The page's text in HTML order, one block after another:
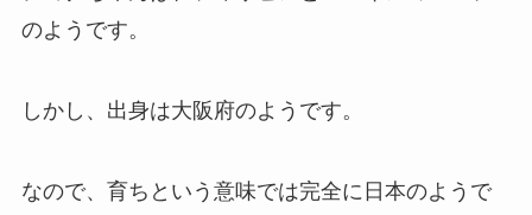
のようです。
しかし、出身は大阪府のようです。
なので、育ちという意味では完全に日本のようで